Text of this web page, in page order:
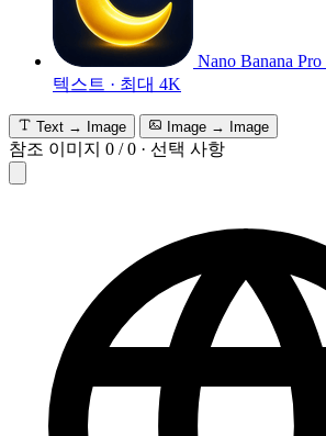
Nano Banana Pro
텍스트 · 최대 4K
Text → Image Image → Image
참조 이미지 0 /0 · 선택 사항